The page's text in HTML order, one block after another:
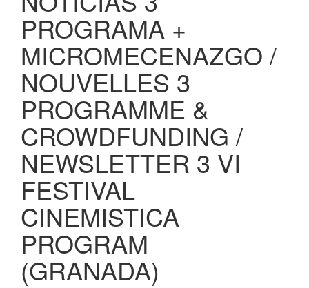
PROGRAMA +
MICROMECENAZGO /
NOUVELLES 3
PROGRAMME &
CROWDFUNDING /
NEWSLETTER 3 VI
FESTIVAL
CINEMISTICA
PROGRAM
(GRANADA)